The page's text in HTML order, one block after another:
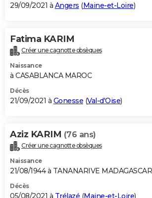
29/09/2021 à Angers (Maine-et-Loire)
Fatima KARIM
Créer une cagnotte obsèques
Naissance
à CASABLANCA MAROC
Décès
21/09/2021 à Gonesse (Val-d'Oise)
Aziz KARIM (76 ans)
Créer une cagnotte obsèques
Naissance
21/08/1944 à TANANARIVE MADAGASCAR
Décès
05/08/2021 à Trélazé (Maine-et-Loire)